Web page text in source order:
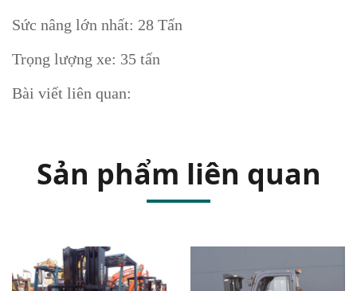
Sức nâng lớn nhất: 28 Tấn
Trọng lượng xe: 35 tấn
Bài viết liên quan:
Sản phẩm liên quan